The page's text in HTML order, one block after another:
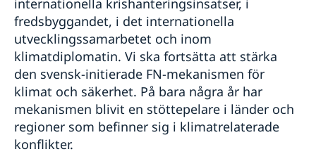
internationella krishanteringsinsatser, i
fredsbyggandet, i det internationella
utvecklingssamarbetet och inom
klimatdiplomatin. Vi ska fortsätta att stärka
den svensk-initierade FN-mekanismen för
klimat och säkerhet. På bara några år har
mekanismen blivit en stöttepelare i länder och
regioner som befinner sig i klimatrelaterade
konflikter.